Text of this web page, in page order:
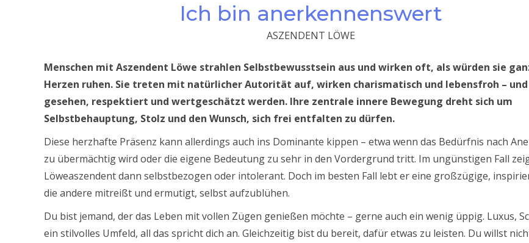
Ich bin anerkennenswert
ASZENDENT LÖWE
Menschen mit Aszendent Löwe strahlen Selbstbewusstsein aus und wirken oft, als würden sie
Herzen ruhen. Sie treten mit natürlicher Autorität auf, wirken charismatisch und lebensfroh –
gesehen, respektiert und wertgeschätzt werden. Ihre zentrale innere Bewegung dreht sich um
Selbstbehauptung, Stolz und den Wunsch, sich frei entfalten zu dürfen.
Diese herzhafte Präsenz kann allerdings auch ins Dominante kippen – etwa wenn das Bedürfnis nach
zu übermächtig wird oder die eigene Bedeutung zu sehr in den Vordergrund tritt. Im ungünstigen Fall
Löweaszendent dann selbstbezogen oder intolerant. Doch im besten Fall lebt er eine großzügige,
die andere mitreißt und ermutigt, selbst aufzublühen.
Du bist jemand, der das Leben mit vollen Zügen genießen möchte – gerne auch ein wenig üppig. Luxus,
ein stilvolles Umfeld, all das spricht dich an. Gleichzeitig bist du bereit, dafür etwas zu leisten. Du willst